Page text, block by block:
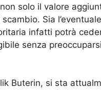
solo il valore
Sia
infatti potrà
senza
Buterin, si sta